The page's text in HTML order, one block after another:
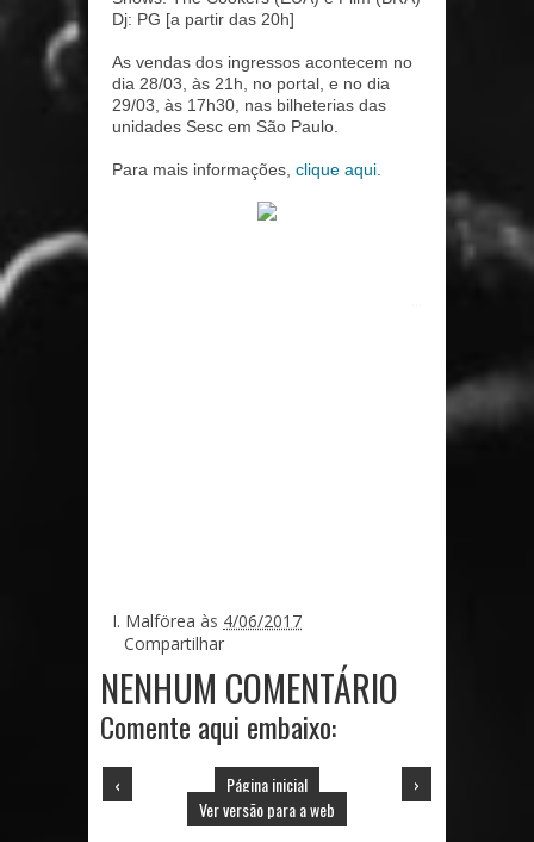
Dj: PG [a partir das 20h]
As vendas dos ingressos acontecem no
dia 28/03, às 21h, no portal, e no dia
29/03, às 17h30, nas bilheterias das
unidades Sesc em São Paulo.
Para mais informações, clique aqui.
I. Malförea às 4/06/2017
Compartilhar
NENHUM COMENTÁRIO
Comente aqui embaixo:
‹ ›
Página inicial
Ver versão para a web